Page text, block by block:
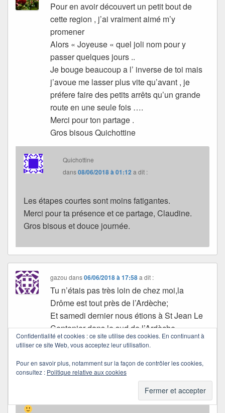
Pour en avoir découvert un petit bout de
cette region , j’ai vraiment aimé m’y
promener
Alors « Joyeuse « quel joli nom pour y
passer quelques jours ..
Je bouge beaucoup a l’ inverse de toi mais
j’avoue me lasser plus vite qu’avant , je
préfere faire des petits arrêts qu’un grande
route en une seule fois ….
Merci pour ton partage .
Gros bisous Quichottine
Quichottine
dans08/06/2018 à 01:12 a dit :
Les étapes courtes sont moins fatigantes.
Merci pour ta présence et ce partage, Claudine.
Gros bisous et douce journée.
gazou dans06/06/2018 à 17:58 a dit :
Tu n’étais pas très loin de chez moi,la
Drôme est tout près de l’Ardèche;
Et samedi dernier nous étions à St Jean Le
Centenier dans le sud de l’Ardèche.
dans08/06/2018 à 01:13 a dit :
C’est vrai… ça aurait été chouette de se croiser.
Confidentialité et cookies : ce site utilise des cookies. En continuant à
utiliser ce site Web, vous acceptez leur utilisation.
Pour en savoir plus, notamment sur la façon de contrôler les cookies,
consultez : Politique relative aux cookies